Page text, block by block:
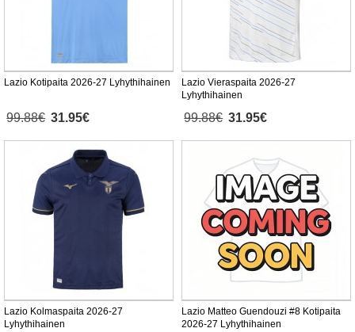
Lazio Kotipaita 2026-27 Lyhythihainen
99.88€ 31.95€
Lazio Vieraspaita 2026-27
Lyhythihainen
99.88€ 31.95€
Lazio Kolmaspaita 2026-27
Lyhythihainen
Lazio Matteo Guendouzi #8 Kotipaita
2026-27 Lyhythihainen